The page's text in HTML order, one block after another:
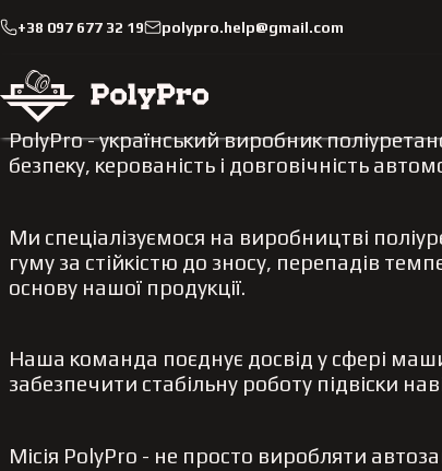
+38 097 677 32 19 polypro.help@gmail.com
PolyPro - український виробник
безпеку, керованість і довговічність
Ми спеціалізуємося на виробництві
гуму за стійкістю до зносу, перепадів
основу нашої продукції.
Наша команда поєднує досвід у сфері
забезпечити стабільну роботу підвіски
Місія PolyPro - не просто виробляти